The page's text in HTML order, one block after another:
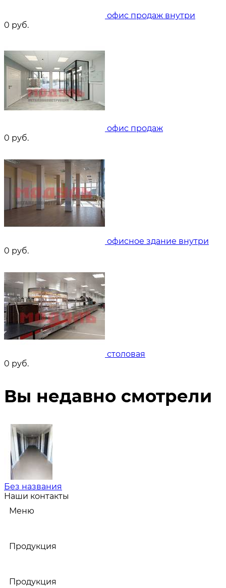
офис продаж внутри
0 руб.
офис продаж
0 руб.
офисное здание внутри
0 руб.
столовая
0 руб.
Вы недавно смотрели
Без названия
Наши контакты
Меню
Продукция
Продукция